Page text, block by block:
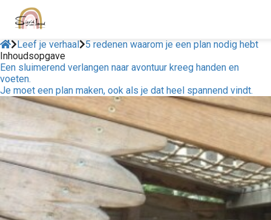
Leef je verhaal 5 redenen waarom je een plan nodig hebt
Inhoudsopgave
Een sluimerend verlangen naar avontuur kreeg handen en
voeten.
Je moet een plan maken, ook als je dat heel spannend vindt.